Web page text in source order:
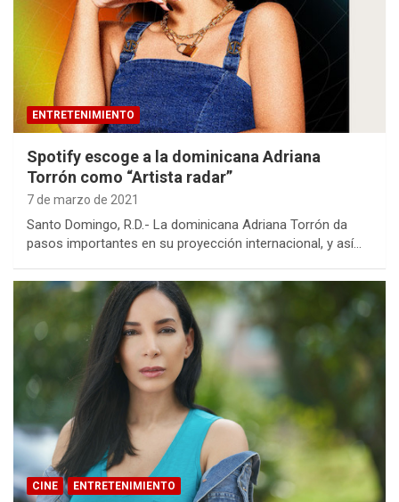
ENTRETENIMIENTO
Spotify escoge a la dominicana Adriana
Torrón como “Artista radar”
7 de marzo de 2021
Santo Domingo, R.D.- La dominicana Adriana Torrón da
pasos importantes en su proyección internacional, y así…
CINE ENTRETENIMIENTO